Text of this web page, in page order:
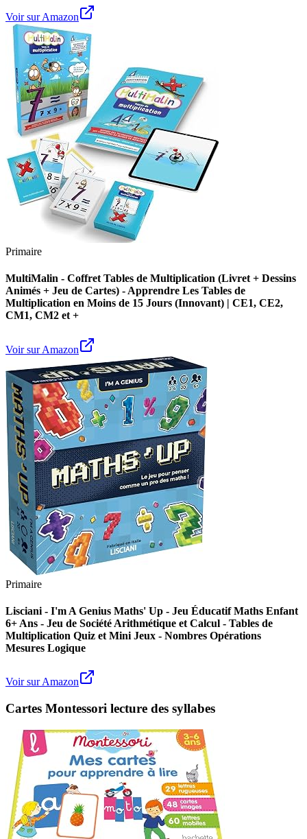
Voir sur Amazon
Primaire
MultiMalin - Coffret Tables de Multiplication (Livret + Dessins
Animés + Jeu de Cartes) - Apprendre Les Tables de
Multiplication en Moins de 15 Jours (Innovant) | CE1, CE2,
CM1, CM2 et +
Voir sur Amazon
Primaire
Lisciani - I'm A Genius Maths' Up - Jeu Éducatif Maths Enfant
6+ Ans - Jeu de Société Arithmétique et Calcul - Tables de
Multiplication Quiz et Mini Jeux - Nombres Opérations
Mesures Logique
Voir sur Amazon
Cartes Montessori lecture des syllabes